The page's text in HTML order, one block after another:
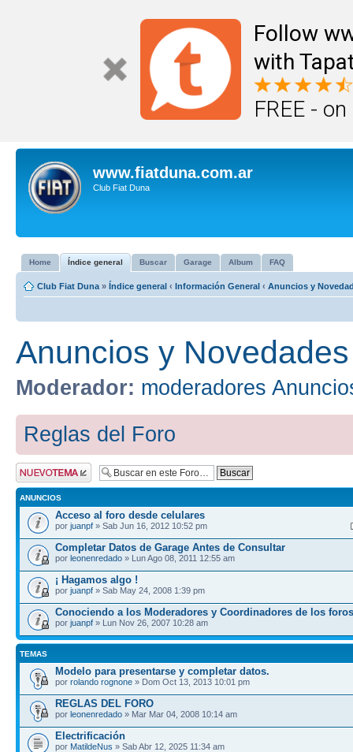
Follow
with
FREE -
www.fiatduna.com.ar
Club Fiat Duna
Home Índice general Buscar Garage Album FAQ
Club Fiat Duna » Índice general ‹ Información General ‹ Anuncios y
Anuncios y Novedades
Moderador: moderadores
Reglas del Foro
Publicar un nuevo
tema
ANUNCIOS
Acceso al foro desde celulares
por juanpf » Sab Jun 16, 2012 10:52 pm
Completar Datos de Garage Antes de Consultar
por leonenredado » Lun Ago 08, 2011 12:55 am
¡ Hagamos algo !
por juanpf » Sab May 24, 2008 1:39 pm
Conociendo a los Moderadores y Coordinadores de los foros
por juanpf » Lun Nov 26, 2007 10:28 am
TEMAS
Modelo para presentarse y completar datos.
por rolando rognone » Dom Oct 13, 2013 10:01 pm
REGLAS DEL FORO
por leonenredado » Mar Mar 04, 2008 10:14 am
Electrificación
por MatildeNus » Sab Abr 12, 2025 11:34 am